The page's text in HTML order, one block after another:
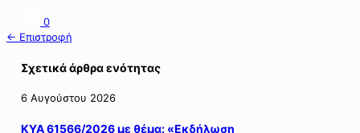
0
← Επιστροφή
Σχετικά άρθρα ενότητας
6 Αυγούστου 2026
ΚΥΑ 61566/2026 με θέμα: «Εκδήλωση